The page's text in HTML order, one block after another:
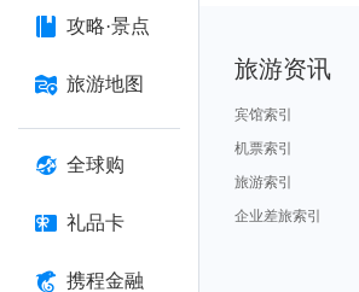
攻略·景点
旅游地图
全球购
礼品卡
携程金融
旅游资讯
宾馆索引
机票索引
旅游索引
企业差旅索引